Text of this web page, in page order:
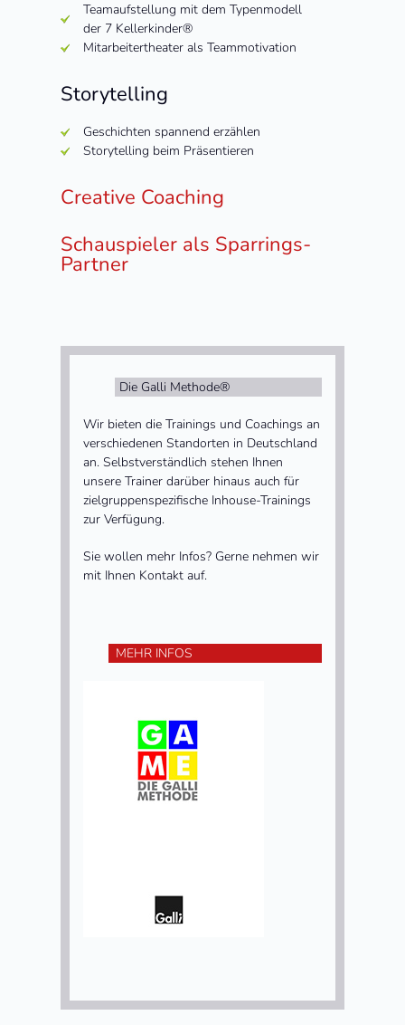
Teamaufstellung mit dem Typenmodell
der 7 Kellerkinder®
Mitarbeitertheater als Teammotivation
Storytelling
Geschichten spannend erzählen
Storytelling beim Präsentieren
Creative Coaching
Schauspieler als Sparrings-
Partner
Die Galli Methode®
Wir bieten die Trainings und Coachings an
verschiedenen Standorten in Deutschland
an. Selbstverständlich stehen Ihnen
unsere Trainer darüber hinaus auch für
zielgruppenspezifische Inhouse-Trainings
zur Verfügung.
Sie wollen mehr Infos? Gerne nehmen wir
mit Ihnen Kontakt auf.
MEHR INFOS